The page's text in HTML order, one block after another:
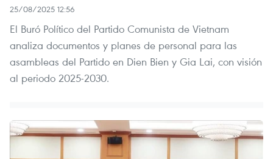
25/08/2025 12:56
El Buró Político del Partido Comunista de Vietnam
analiza documentos y planes de personal para las
asambleas del Partido en Dien Bien y Gia Lai, con visión
al periodo 2025-2030.